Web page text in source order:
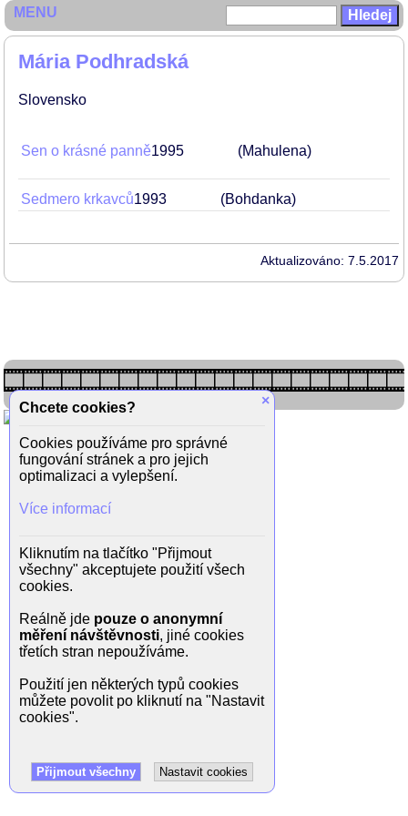
Mária Podhradská
Slovensko
Sen o krásné panně1995 (Mahulena)
Sedmero krkavců1993 (Bohdanka)
Aktualizováno: 7.5.2017
MENU
×
Chcete cookies?
Cookies používáme pro správné
fungování stránek a pro jejich
optimalizaci a vylepšení.
Více informací
Kliknutím na tlačítko "Přijmout
všechny" akceptujete použití všech
cookies.
Reálně jde pouze o anonymní
měření návštěvnosti, jiné cookies
třetích stran nepoužíváme.
Použití jen některých typů cookies
můžete povolit po kliknutí na "Nastavit
cookies".
Přijmout všechny Nastavit cookies